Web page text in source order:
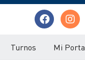
Turnos Mi